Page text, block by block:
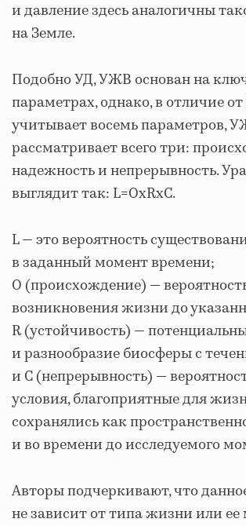
и давление здесь аналогичны
на Земле.
Подобно УД, УЖВ основан на
параметрах, однако, в отличие
учитывает восемь параметров,
рассматривает всего три:
надежность и непрерывность.
выглядит так: L=OxRxC.
L — это вероятность
в заданный момент времени;
O (происхождение) —
возникновения жизни до
R (устойчивость) —
и разнообразие биосферы с
и C (непрерывность) —
условия, благоприятные для
сохранялись как
и во времени до исследуемого
Авторы подчеркивают, что
не зависит от типа жизни или ее